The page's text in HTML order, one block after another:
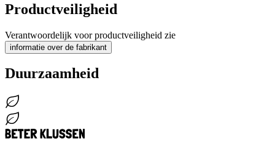
Productveiligheid
Verantwoordelijk voor productveiligheid zie
informatie over de fabrikant
Duurzaamheid